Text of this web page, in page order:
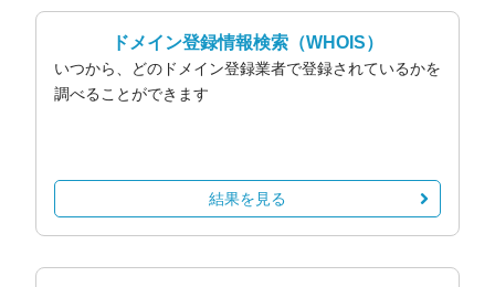
ドメイン登録情報検索 （WHOIS）
いつから、どのドメイン登録業者で登録されているかを
調べることができます
結果を見る